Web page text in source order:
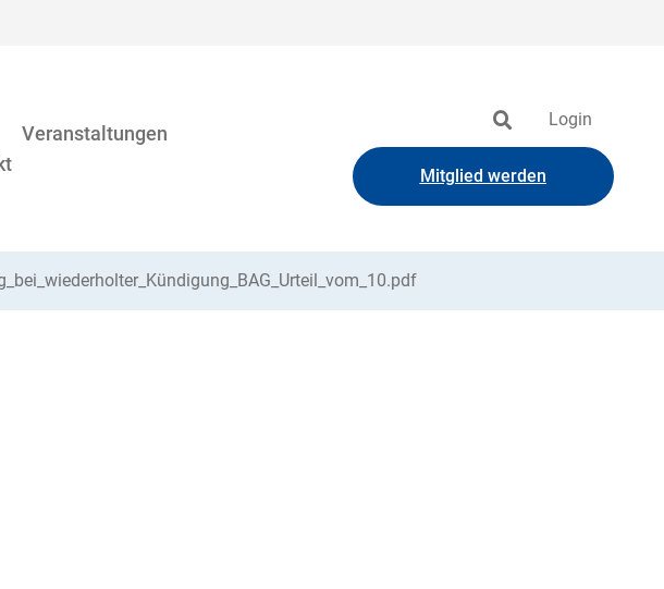
Veranstaltungen
Login
Mitglied werden